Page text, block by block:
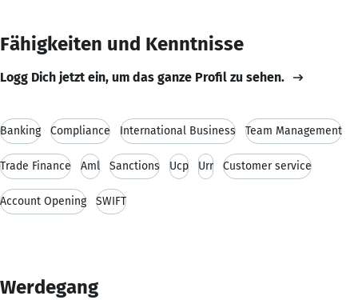
Fähigkeiten und Kenntnisse
Logg Dich jetzt ein, um das ganze Profil zu sehen.
Banking Compliance International Business Team Management
Trade Finance Aml Sanctions Ucp Urr Customer service
Account Opening SWIFT
Werdegang